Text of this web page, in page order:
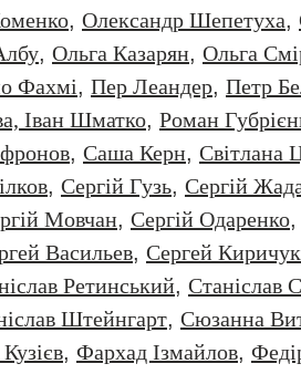
, Олександр Шепетуха,
, Ольга Казарян, Ольга
Фахмі, Пер Леандер, Петр
Іван Шматко, Роман
, Саша Керн, Світлана
, Сергій Гузь, Сергій
Мовчан, Сергій Одаренко
Васильев, Сергей Киричук
Ретинський, Станіслав
Штейнгарт, Сюзанна
, Фархад Ізмайлов,